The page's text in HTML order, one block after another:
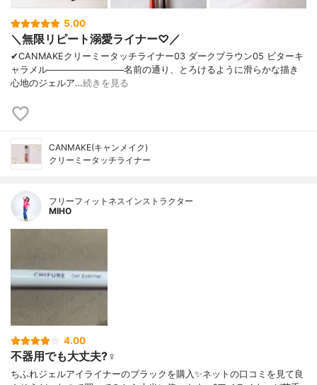
5.00
＼無限リピート溺愛ライナー♡／
✔︎CANMAKEクリーミータッチライナー03 ダークブラウン05 ビターキ
ャラメル────────────名前の通り、とろけるように滑らかな描き
心地のジェルア…続きを見る
CANMAKE(キャンメイク)
クリーミータッチライナー
フリーフィットネスインストラクター
MIHO
4.00
不器用でも大丈夫?‍♀️
ちふれジェルアイライナーのブラックを購入✨ネットの口コミを見て良